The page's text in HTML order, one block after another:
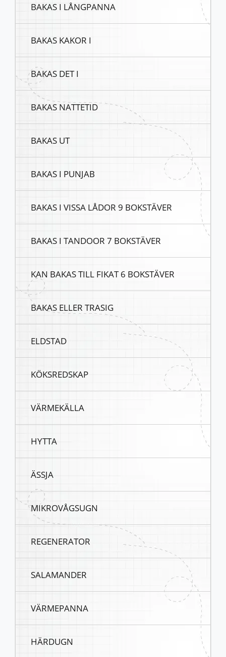
BAKAS I LÅNGPANNA
BAKAS KAKOR I
BAKAS DET I
BAKAS NATTETID
BAKAS UT
BAKAS I PUNJAB
BAKAS I VISSA LÅDOR 9 BOKSTÄVER
BAKAS I TANDOOR 7 BOKSTÄVER
KAN BAKAS TILL FIKAT 6 BOKSTÄVER
BAKAS ELLER TRASIG
ELDSTAD
KÖKSREDSKAP
VÄRMEKÄLLA
HYTTA
ÄSSJA
MIKROVÅGSUGN
REGENERATOR
SALAMANDER
VÄRMEPANNA
HÄRDUGN